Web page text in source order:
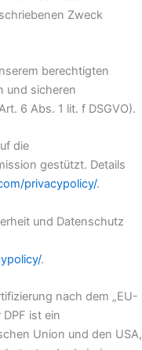
Zweck
berechtigten
und sicheren
6 Abs. 1 lit. f DSGVO).
die
gestützt. Details
privacypolicy/.
und Datenschutz
.
nach dem „EU-
DPF ist ein
Union und den USA,